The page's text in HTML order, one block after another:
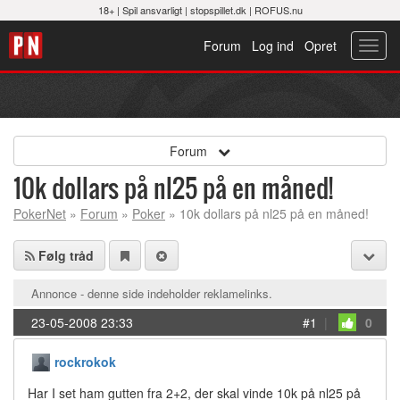
18+ | Spil ansvarligt| stopspillet.dk | ROFUS.nu
Opret
Log ind
Forum
Forum
10k dollars på nl25 på en måned!
PokerNet » Forum » Poker » 10k dollars på nl25 på en måned!
Følg tråd
Annonce - denne side indeholder reklamelinks.
23-05-2008 23:33 #1 | 0
rockrokok
Har I set ham gutten fra 2+2, der skal vinde 10k på nl25 på